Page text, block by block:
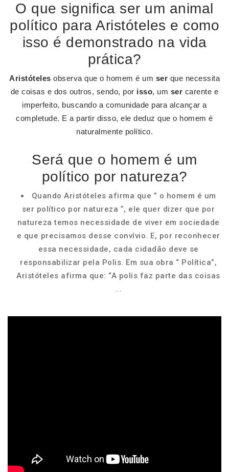
O que significa ser um animal
político para Aristóteles e como
isso é demonstrado na vida
prática?
Aristóteles observa que o homem é um ser que necessita
de coisas e dos outros, sendo, por isso, um ser carente e
imperfeito, buscando a comunidade para alcançar a
completude. E a partir disso, ele deduz que o homem é
naturalmente político.
Será que o homem é um
político por natureza?
Quando Aristóteles afirma que ” o homem é um
ser político por natureza ”, ele quer dizer que por
natureza temos necessidade de viver em sociedade
e que precisamos desse convívio. E, por reconhecer
essa necessidade, cada cidadão deve se
responsabilizar pela Polis. Em sua obra “ Política”,
Aristóteles afirma que: “A polis faz parte das coisas
...